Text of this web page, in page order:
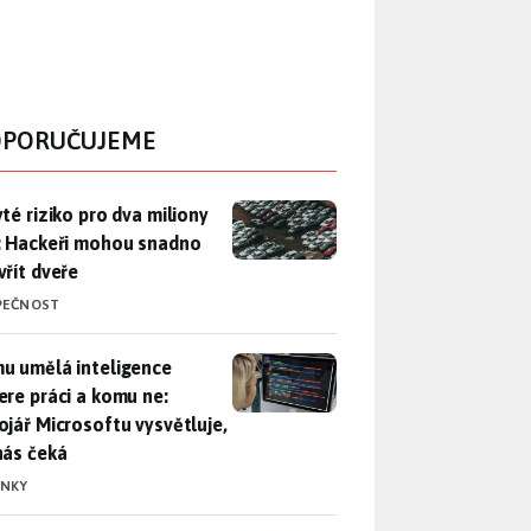
riziko pro dva miliony aut: Hackeři mohou snadno otevřít
riziko pro dva miliony
Hackeři mohou snadno
dveře
umělá inteligence sebere práci a komu ne: Vývojář
umělá inteligence
práci a komu ne:
Microsoftu vysvětluje,
čeká